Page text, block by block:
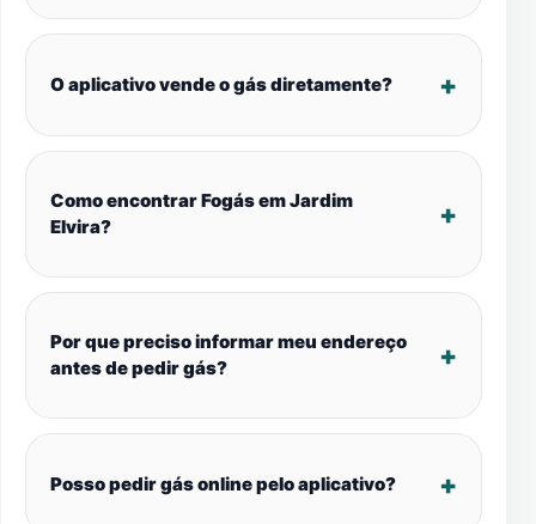
O aplicativo vende o gás diretamente?
Como encontrar Fogás em Jardim
Elvira?
Por que preciso informar meu endereço
antes de pedir gás?
Posso pedir gás online pelo aplicativo?